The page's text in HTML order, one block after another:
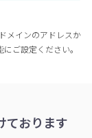
メインのアドレスか
ご設定ください。
ております